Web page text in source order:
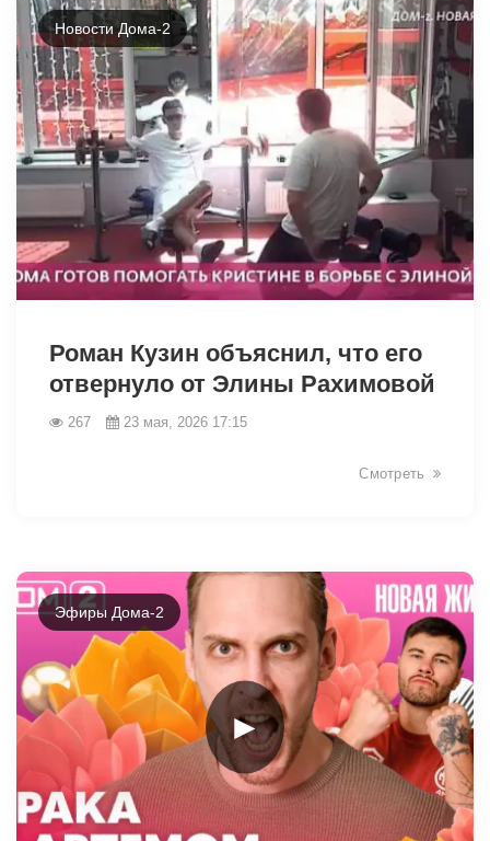
Новости Дома-2
Роман Кузин объяснил, что его
отвернуло от Элины Рахимовой
267 23 мая, 2026 17:15
Смотреть
►
Эфиры Дома-2